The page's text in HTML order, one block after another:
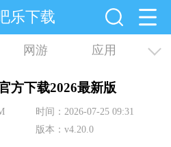
乐下载
网游 应用
方下载2026最新版
时间：2026-07-25 09:31
版本：v4.20.0